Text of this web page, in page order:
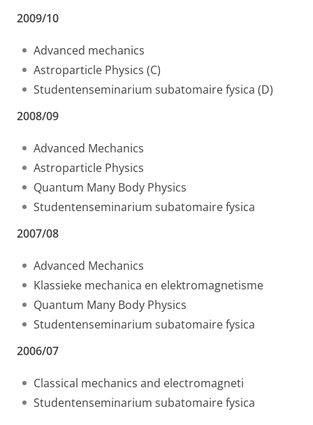
2009/10
Advanced mechanics
Astroparticle Physics (C)
Studentenseminarium subatomaire fysica (D)
2008/09
Advanced Mechanics
Astroparticle Physics
Quantum Many Body Physics
Studentenseminarium subatomaire fysica
2007/08
Advanced Mechanics
Klassieke mechanica en elektromagnetisme
Quantum Many Body Physics
Studentenseminarium subatomaire fysica
2006/07
Classical mechanics and electromagneti
Studentenseminarium subatomaire fysica